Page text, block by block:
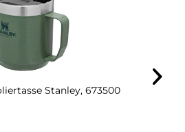
Stanley, 673500